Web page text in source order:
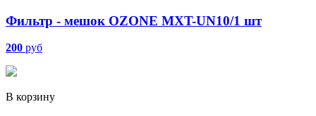
Фильтр - мешок OZONE MXT-UN10/1 шт
200 руб
В корзину